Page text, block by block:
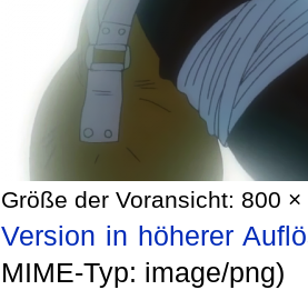
Größe der Voransicht: 800
Version in höherer
MIME-Typ: image/png)